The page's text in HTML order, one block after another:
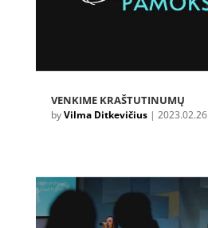
VENKIME KRAŠTUTINUMŲ
byVilma Ditkevičius| 2023.02.26